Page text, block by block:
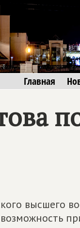
Главная
высшего